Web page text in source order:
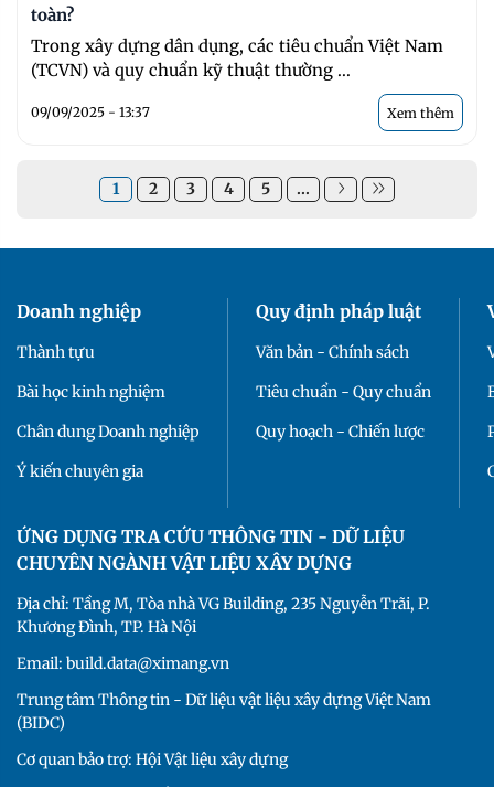
toàn?
Trong xây dựng dân dụng, các tiêu chuẩn Việt Nam
(TCVN) và quy chuẩn kỹ thuật thường ...
09/09/2025 - 13:37 Xem thêm
1 2 3 4 5 ...
Doanh nghiệp
Thành tựu
Bài học kinh nghiệm
Chân dung Doanh nghiệp
Ý kiến chuyên gia
Quy định pháp luật
Văn bản - Chính sách
Tiêu chuẩn - Quy chuẩn
Quy hoạch - Chiến lược
ỨNG DỤNG TRA CỨU THÔNG TIN - DỮ LIỆU
CHUYÊN NGÀNH VẬT LIỆU XÂY DỰNG
Địa chỉ: Tầng M, Tòa nhà VG Building, 235 Nguyễn Trãi, P.
Khương Đình, TP. Hà Nội
Email: build.data@ximang.vn
Trung tâm Thông tin - Dữ liệu vật liệu xây dựng Việt Nam
(BIDC)
Cơ quan bảo trợ: Hội Vật liệu xây dựng